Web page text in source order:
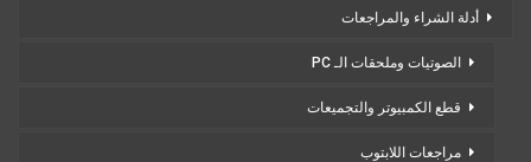
أدلة الشراء والمراجعات
الصوتيات وملحقات الـ PC
قطع الكمبيوتر والتجميعات
مراجعات اللابتوب